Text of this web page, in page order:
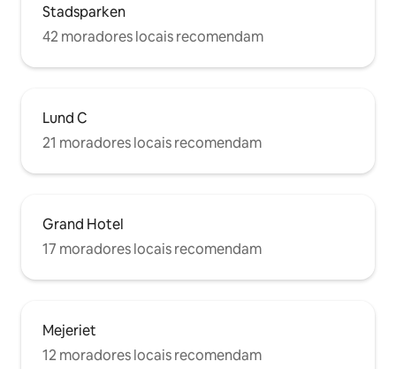
Stadsparken
42 moradores locais recomendam
Lund C
21 moradores locais recomendam
Grand Hotel
17 moradores locais recomendam
Mejeriet
12 moradores locais recomendam